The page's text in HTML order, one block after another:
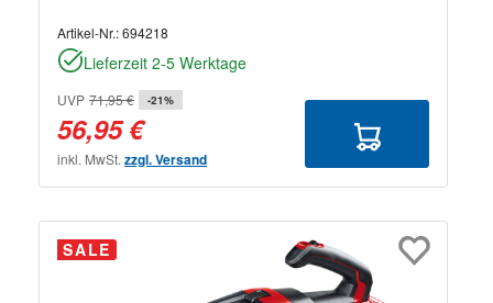
Artikel-Nr.:694218
Lieferzeit 2-5 Werktage
UVP 71,95 € -21%
56,95 €
inkl. MwSt. zzgl. Versand
SALE